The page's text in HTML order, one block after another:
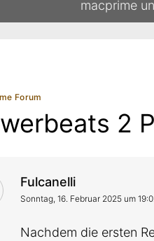
macprime
Forum
2
VonAntwort von
Fulcanelli
Sonntag, 16. Februar 2025 um
Nachdem die ersten